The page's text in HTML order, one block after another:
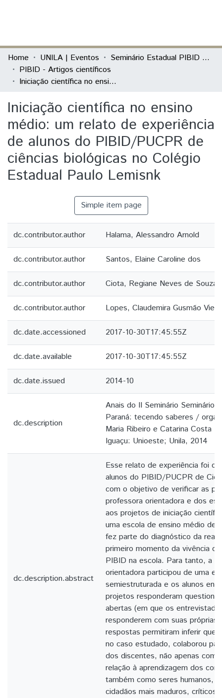
Communities & Collections
All of DSpace
Home UNILA | Eventos
Seminário Estadual PIBID do Paraná: tecendo saberes (PIBID)
PIBID - Artigos científicos
Iniciação científica no ensino médio: um relato de experiência de alunos do PIBID/PUCPR de ciências biológicas no Colégio Estadual Paulo Lemisnk
Iniciação científica no ensino
médio: um relato de experiência
de alunos do PIBID/PUCPR de
ciências biológicas no Colégio
Estadual Paulo Lemisnk
Simple item page
dc.contributor.author Halama, Alessandro Arnold
dc.contributor.author Santos, Elaine Caroline dos
dc.contributor.author Ciota, Regiane Neves de Souza
dc.contributor.author Lopes, Claudemira Gusmão Vieira
dc.date.accessioned 2017-10-30T17:45:55Z
dc.date.available 2017-10-30T17:45:55Z
dc.date.issued 2014-10
dc.description
Anais do II Seminário Seminário
Paraná: tecendo saberes /
Maria Ribeiro e Catarina Costa
Iguaçu: Unioeste; Unila, 2014
dc.description.abstract
Esse relato de experiência foi
alunos do PIBID/PUCPR de
com o objetivo de verificar as
professora orientadora e dos
aos projetos de iniciação
uma escola de ensino médio de
fez parte do diagnóstico da
primeiro momento da vivência
PIBID na escola. Para tanto, a
orientadora participou de uma
semiestruturada e os alunos
projetos responderam
abertas (em que os
responderem com suas próprias
respostas permitiram inferir que
no caso estudado, colaborou
dos discentes, não apenas
relação à aprendizagem dos
também como seres humanos,
cidadãos mais maduros, críticos